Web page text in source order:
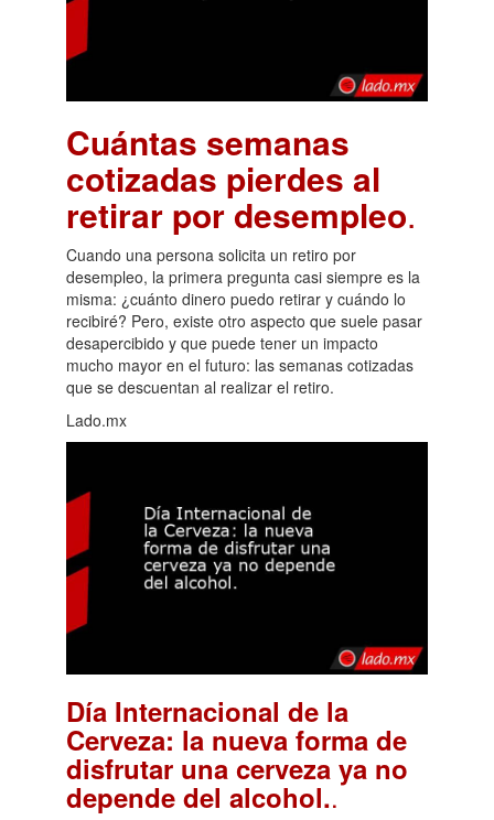
Cuántas semanas
cotizadas pierdes al
retirar por desempleo.
Cuando una persona solicita un retiro por
desempleo, la primera pregunta casi siempre es la
misma: ¿cuánto dinero puedo retirar y cuándo lo
recibiré? Pero, existe otro aspecto que suele pasar
desapercibido y que puede tener un impacto
mucho mayor en el futuro: las semanas cotizadas
que se descuentan al realizar el retiro.
Lado.mx
Día Internacional de la
Cerveza: la nueva forma de
disfrutar una cerveza ya no
depende del alcohol..